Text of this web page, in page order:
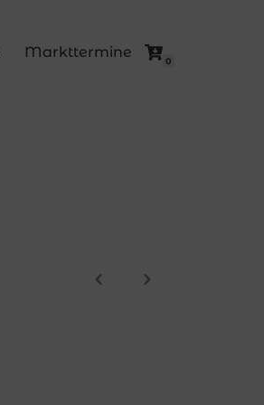
Markttermine
0